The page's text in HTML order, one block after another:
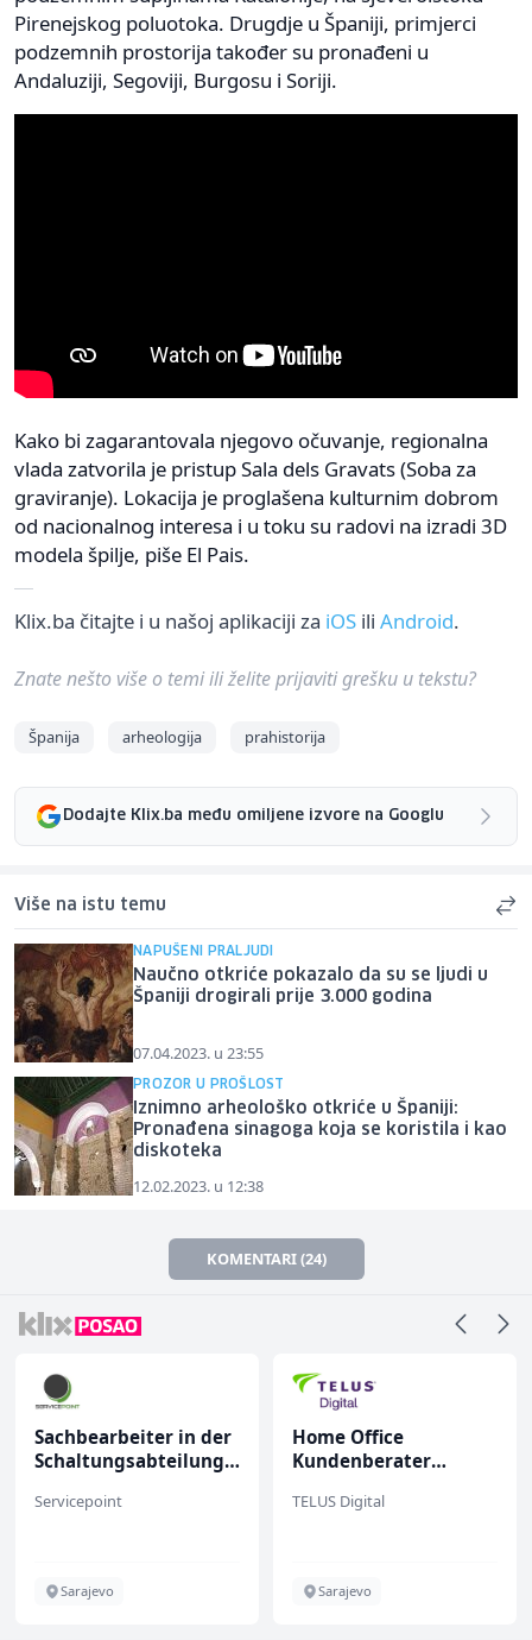
Pirenejskog poluotoka. Drugdje u Španiji, primjerci
podzemnih prostorija također su pronađeni u
Andaluziji, Segoviji, Burgosu i Soriji.
Kako bi zagarantovala njegovo očuvanje, regionalna
vlada zatvorila je pristup Sala dels Gravats (Soba za
graviranje). Lokacija je proglašena kulturnim dobrom
od nacionalnog interesa i u toku su radovi na izradi 3D
modela špilje, piše El Pais.
Klix.ba čitajte i u našoj aplikaciji za iOS ili Android.
Znate nešto više o temi ili želite prijaviti grešku u tekstu?
Španija arheologija prahistorija
Dodajte Klix.ba među omiljene izvore na Googlu
Više na istu temu
NAPUŠENI PRALJUDI
Naučno otkriće pokazalo da su se ljudi u
Španiji drogirali prije 3.000 godina
07.04.2023. u 23:55
PROZOR U PROŠLOST
Iznimno arheološko otkriće u Španiji:
Pronađena sinagoga koja se koristila i kao
diskoteka
12.02.2023. u 12:38
KOMENTARI (24)
Home Office
Kundenberater
renommiertes
TELUS Digital
Sarajevo
Hostesa (ž)
Bosnian House Restaurant
Inostranstvo